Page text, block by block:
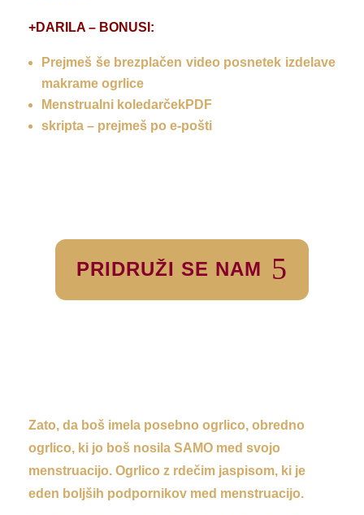
+DARILA – BONUSI:
Prejmeš še brezplačen video posnetek izdelave
makrame ogrlice
Menstrualni koledarčekPDF
skripta – prejmeš po e-pošti
PRIDRUŽI SE NAM
Zato, da boš imela posebno ogrlico, obredno
ogrlico, ki jo boš nosila SAMO med svojo
menstruacijo. Ogrlico z rdečim jaspisom, ki je
eden boljših podpornikov med menstruacijo.